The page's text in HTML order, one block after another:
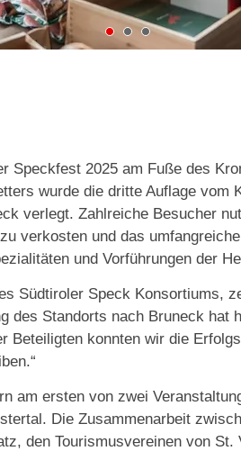
Speckfest 2025 am Fuße des
wurde die dritte Auflage vom
verlegt. Zahlreiche Besucher
verkosten und das
und Vorführungen der
Südtiroler Speck Konsortiums,
des Standorts nach Bruneck hat
Beteiligten konnten wir die
am ersten von zwei
Die Zusammenarbeit
den Tourismusvereinen von